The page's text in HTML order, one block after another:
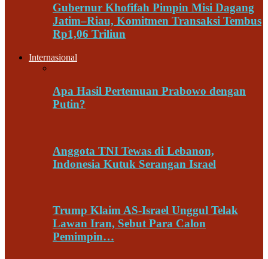
Gubernur Khofifah Pimpin Misi Dagang
Jatim–Riau, Komitmen Transaksi Tembus
Rp1,06 Triliun
Internasional
Apa Hasil Pertemuan Prabowo dengan
Putin?
Anggota TNI Tewas di Lebanon,
Indonesia Kutuk Serangan Israel
Trump Klaim AS-Israel Unggul Telak
Lawan Iran, Sebut Para Calon
Pemimpin…